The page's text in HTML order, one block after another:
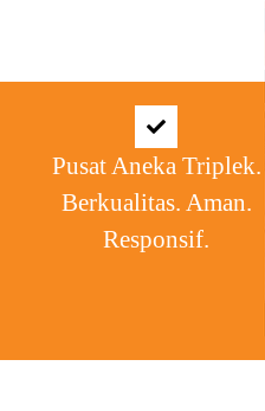
Pusat Aneka Triplek.
Berkualitas. Aman.
Responsif.